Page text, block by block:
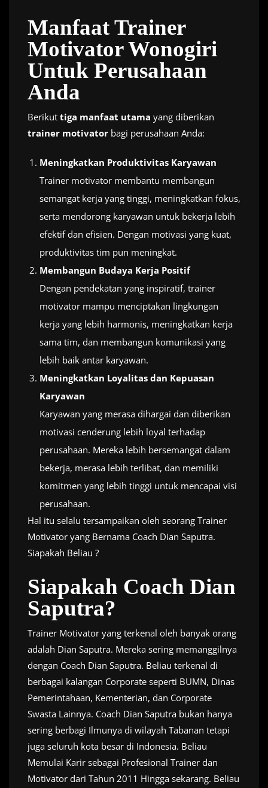
Manfaat Trainer
Motivator Wonogiri
Untuk Perusahaan
Anda
Berikut tiga manfaat utama yang diberikan
trainer motivator bagi perusahaan Anda:
Meningkatkan Produktivitas Karyawan
Trainer motivator membantu membangun
semangat kerja yang tinggi, meningkatkan fokus,
serta mendorong karyawan untuk bekerja lebih
efektif dan efisien. Dengan motivasi yang kuat,
produktivitas tim pun meningkat.
Membangun Budaya Kerja Positif
Dengan pendekatan yang inspiratif, trainer
motivator mampu menciptakan lingkungan
kerja yang lebih harmonis, meningkatkan kerja
sama tim, dan membangun komunikasi yang
lebih baik antar karyawan.
Meningkatkan Loyalitas dan Kepuasan
Karyawan
Karyawan yang merasa dihargai dan diberikan
motivasi cenderung lebih loyal terhadap
perusahaan. Mereka lebih bersemangat dalam
bekerja, merasa lebih terlibat, dan memiliki
komitmen yang lebih tinggi untuk mencapai visi
perusahaan.
Hal itu selalu tersampaikan oleh seorang Trainer
Motivator yang Bernama Coach Dian Saputra.
Siapakah Beliau ?
Siapakah Coach Dian
Saputra?
Trainer Motivator yang terkenal oleh banyak orang
adalah Dian Saputra. Mereka sering memanggilnya
dengan Coach Dian Saputra. Beliau terkenal di
berbagai kalangan Corporate seperti BUMN, Dinas
Pemerintahaan, Kementerian, dan Corporate
Swasta Lainnya. Coach Dian Saputra bukan hanya
sering berbagi Ilmunya di wilayah Tabanan tetapi
juga seluruh kota besar di Indonesia. Beliau
Memulai Karir sebagai Profesional Trainer dan
Motivator dari Tahun 2011 Hingga sekarang. Beliau